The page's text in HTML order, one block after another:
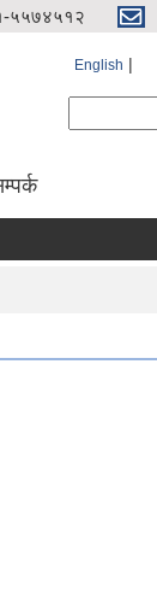
५५७४५१२
English